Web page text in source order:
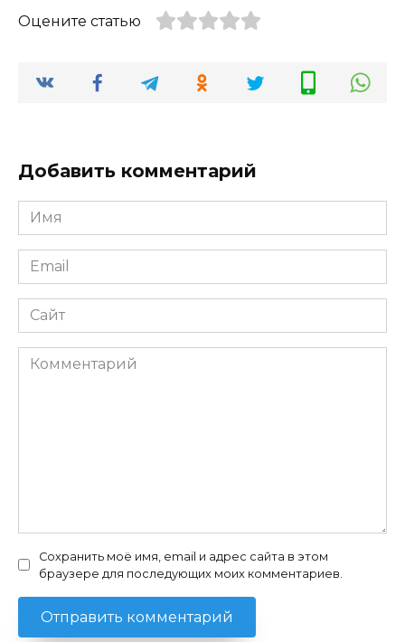
Оцените статью
Добавить комментарий
Имя
*
Email
*
Сайт
Комментарий
Сохранить моё имя, email и адрес сайта в этом
браузере для последующих моих комментариев.